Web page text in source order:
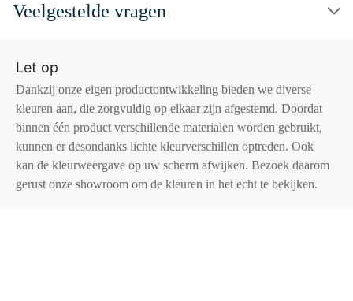
Veelgestelde vragen
Let op
Dankzij onze eigen productontwikkeling bieden we diverse
kleuren aan, die zorgvuldig op elkaar zijn afgestemd. Doordat
binnen één product verschillende materialen worden gebruikt,
kunnen er desondanks lichte kleurverschillen optreden. Ook
kan de kleurweergave op uw scherm afwijken. Bezoek daarom
gerust onze showroom om de kleuren in het echt te bekijken.